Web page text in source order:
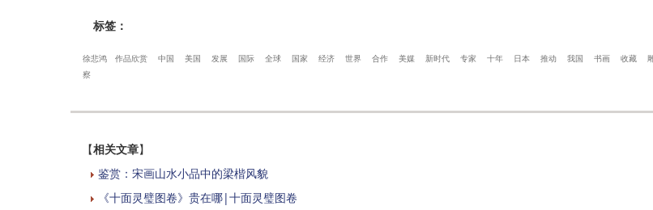
标签：
徐悲鸿 作品欣赏 中国 美国 发展 国际 全球 国家 经济 世界 合作 美媒 新时代 专家 十年 日本 推动 我国 书画 收藏
察
【相关文章】
鉴赏：宋画山水小品中的梁楷风貌
《十面灵璧图卷》贵在哪|十面灵璧图卷